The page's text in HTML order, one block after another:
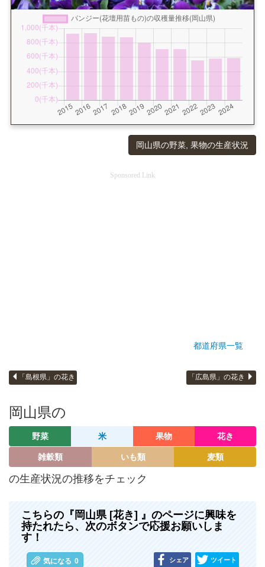
岡山県の野菜, 果物の生産状況
Sponsored Link
都道府県一覧
「島根県」の花き 「広島県」の花き
岡山県の
野菜 米 果物 花き
雑穀類 いも類 麦類
の生産状況の推移をチェック
こちらの『岡山県 [花き] 』のページに興味を
持たれたら、次のボタンで応援お願いしま
す！
気になる 0 シェア ツイート